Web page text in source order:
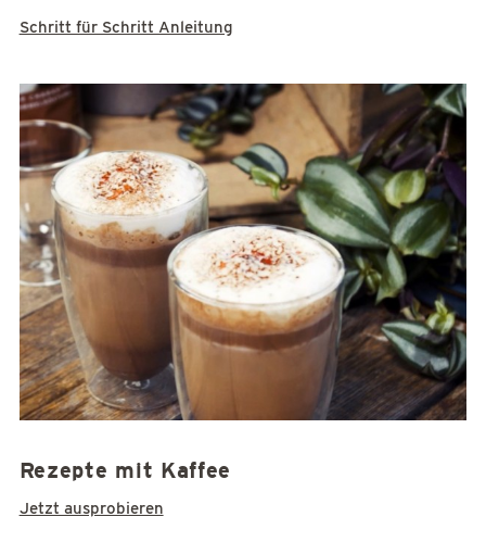
Schritt für Schritt Anleitung
Rezepte mit Kaffee
Jetzt ausprobieren